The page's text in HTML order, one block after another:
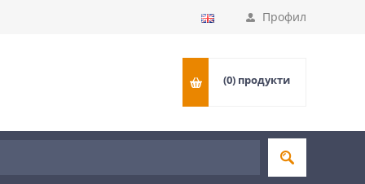
Профил
(0) продукти